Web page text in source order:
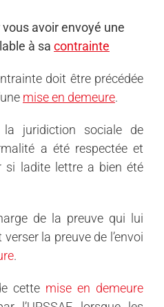
avoir envoyé une
à sa contrainte
doit être précédée
mise en demeure.
juridiction sociale de
a été respectée et
si ladite lettre a bien été
de la preuve qui lui
la preuve de l’envoi
.
cette mise en demeure